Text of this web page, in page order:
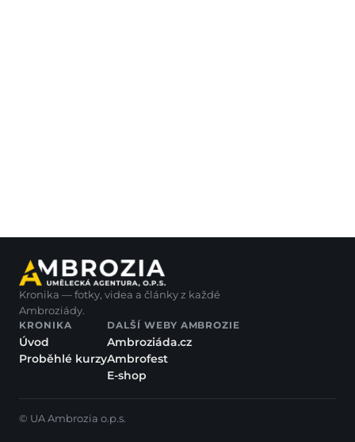
Kronika — fotky, videa a články z každé
Ambroziády.
KRONIKA
Úvod
Proběhlé kurzy
DALŠÍ WEBY AMBROZIE
Ambroziáda.cz
Ambrofest
E-shop
© UA Ambrozia o.p.s.